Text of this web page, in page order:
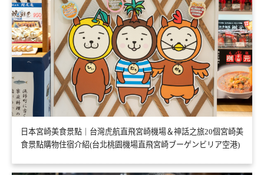
日本宮崎美食景點｜台灣虎航直飛宮崎機場＆神話之旅20個宮崎美
食景點購物住宿介紹(台北桃園機場直飛宮崎ブーゲンビリア空港)